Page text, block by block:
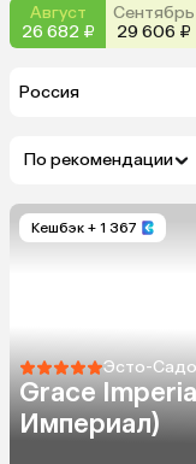
Август
26 682 ₽
Сентябрь
29 606 ₽
Россия
По рекомендации
Кешбэк + 1 367
Эсто-
Grace
Империал)